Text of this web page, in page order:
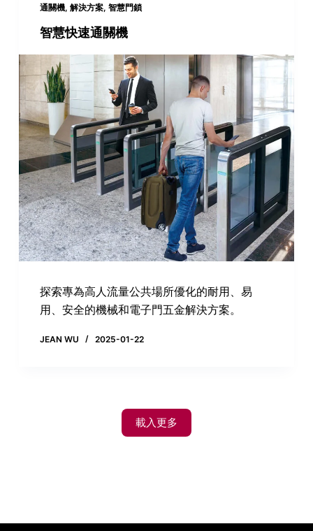
通關機, 解決方案, 智慧門鎖
智慧快速通關機
探索專為高人流量公共場所優化的耐用、易
用、安全的機械和電子門五金解決方案。
JEAN WU 2025-01-22
載入更多